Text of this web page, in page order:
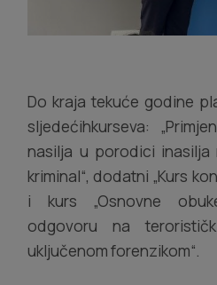
Do kraja tekuće godine
sljedećihkurseva:
nasilja u porodici inasilja
kriminal“, dodatni „Kurs
i kurs „Osnovne
odgovoru na
uključenom forenzikom“.